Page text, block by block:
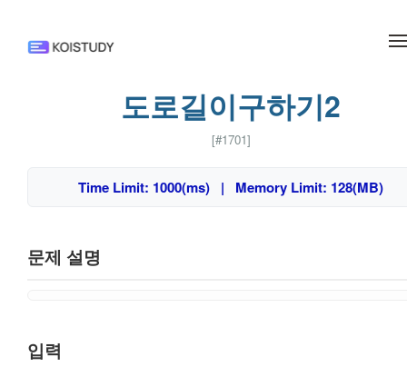
도로길이구하기2
[#1701]
Time Limit: 1000(ms) | Memory Limit: 128(MB)
문제 설명
입력